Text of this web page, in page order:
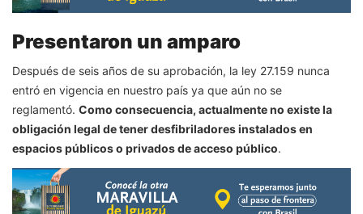
Presentaron un amparo
Después de seis años de su aprobación, la ley 27.159 nunca
entró en vigencia en nuestro país ya que aún no se
reglamentó. Como consecuencia, actualmente no existe la
obligación legal de tener desfibriladores instalados en
espacios públicos o privados de acceso público.